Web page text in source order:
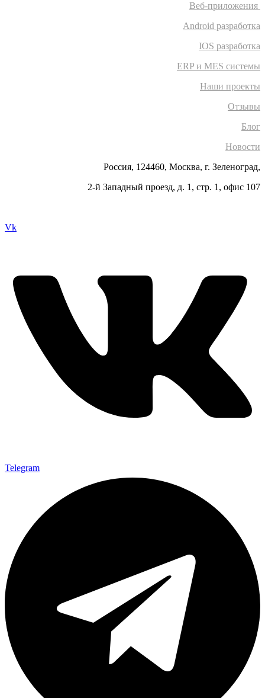
Веб-приложения
Android разработка
IOS разработка
ERP и MES системы
Наши проекты
Отзывы
Блог
Новости
Россия, 124460, Москва, г. Зеленоград,
2-й Западный проезд, д. 1, стр. 1, офис 107
Vk
Telegram